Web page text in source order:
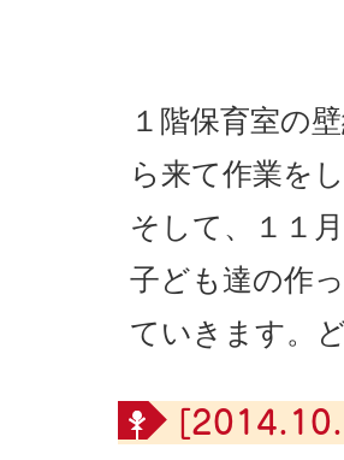
１階保育室の
ら来て作業を
そして、１１
子ども達の作
ていきます。